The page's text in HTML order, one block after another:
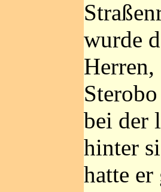
wurde
bei der
hinter
hatte